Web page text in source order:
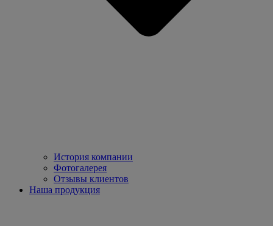
История компании
Фотогалерея
Отзывы клиентов
Наша продукция